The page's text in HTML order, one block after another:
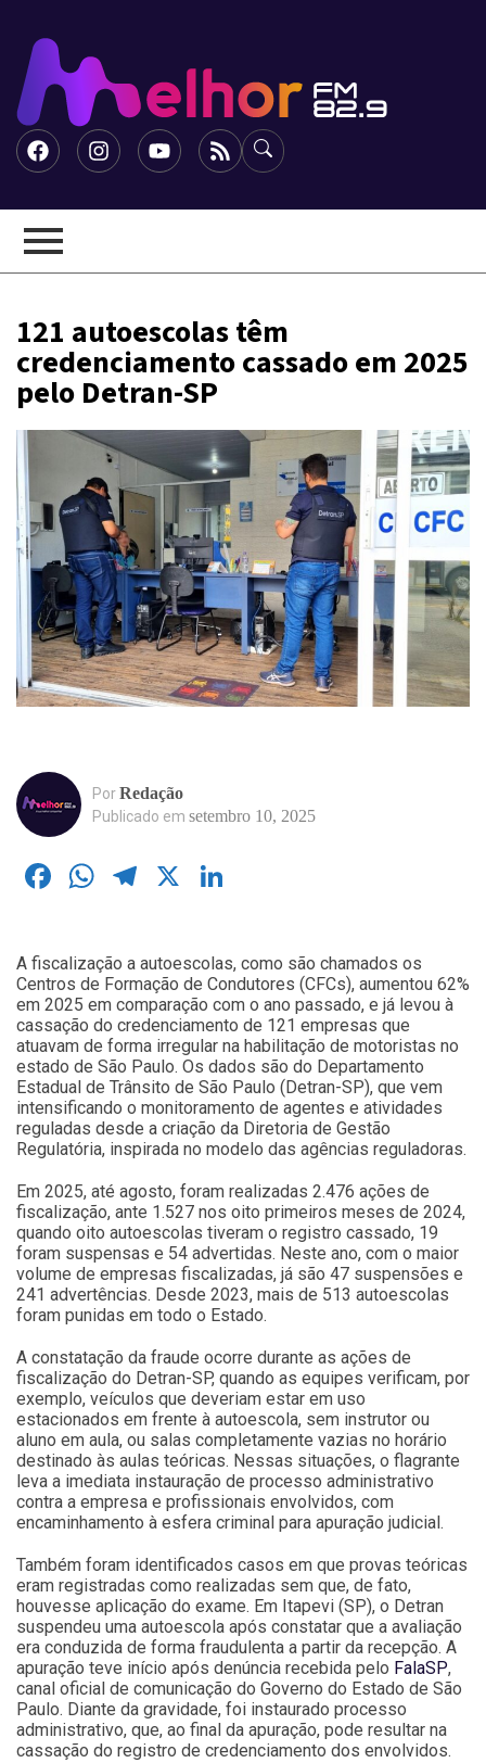
121 autoescolas têm
credenciamento cassado em 2025
pelo Detran-SP
PorRedação
Publicado em setembro 10, 2025
Facebook
WhatsApp
Telegram
X
A fiscalização a autoescolas, como são chamados os
Centros de Formação de Condutores (CFCs), aumentou 62%
em 2025 em comparação com o ano passado, e já levou à
cassação do credenciamento de 121 empresas que
atuavam de forma irregular na habilitação de motoristas no
estado de São Paulo. Os dados são do Departamento
Estadual de Trânsito de São Paulo (Detran-SP), que vem
intensificando o monitoramento de agentes e atividades
reguladas desde a criação da Diretoria de Gestão
Regulatória, inspirada no modelo das agências reguladoras.
Em 2025, até agosto, foram realizadas 2.476 ações de
fiscalização, ante 1.527 nos oito primeiros meses de 2024,
quando oito autoescolas tiveram o registro cassado, 19
foram suspensas e 54 advertidas. Neste ano, com o maior
volume de empresas fiscalizadas, já são 47 suspensões e
241 advertências. Desde 2023, mais de 513 autoescolas
foram punidas em todo o Estado.
A constatação da fraude ocorre durante as ações de
fiscalização do Detran-SP, quando as equipes verificam, por
exemplo, veículos que deveriam estar em uso
estacionados em frente à autoescola, sem instrutor ou
aluno em aula, ou salas completamente vazias no horário
destinado às aulas teóricas. Nessas situações, o flagrante
leva a imediata instauração de processo administrativo
contra a empresa e profissionais envolvidos, com
encaminhamento à esfera criminal para apuração judicial.
Também foram identificados casos em que provas teóricas
eram registradas como realizadas sem que, de fato,
houvesse aplicação do exame. Em Itapevi (SP), o Detran
suspendeu uma autoescola após constatar que a avaliação
era conduzida de forma fraudulenta a partir da recepção. A
apuração teve início após denúncia recebida pelo FalaSP,
canal oficial de comunicação do Governo do Estado de São
Paulo. Diante da gravidade, foi instaurado processo
administrativo, que, ao final da apuração, pode resultar na
cassação do registro de credenciamento dos envolvidos.